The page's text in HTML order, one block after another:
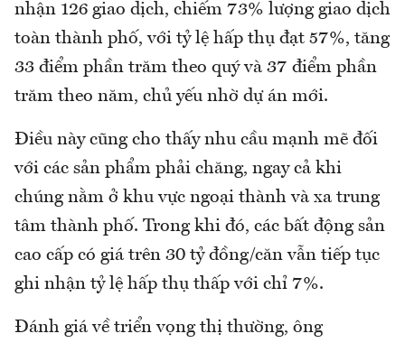
nhận 126 giao dịch, chiếm 73% lượng giao dịch
toàn thành phố, với tỷ lệ hấp thụ đạt 57%, tăng
33 điểm phần trăm theo quý và 37 điểm phần
trăm theo năm, chủ yếu nhờ dự án mới.
Điều này cũng cho thấy nhu cầu mạnh mẽ đối
với các sản phẩm phải chăng, ngay cả khi
chúng nằm ở khu vực ngoại thành và xa trung
tâm thành phố. Trong khi đó, các bất động sản
cao cấp có giá trên 30 tỷ đồng/căn vẫn tiếp tục
ghi nhận tỷ lệ hấp thụ thấp với chỉ 7%.
Đánh giá về triển vọng thị thường, ông